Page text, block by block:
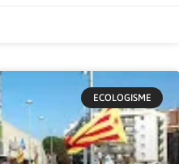
ECOLOGISME